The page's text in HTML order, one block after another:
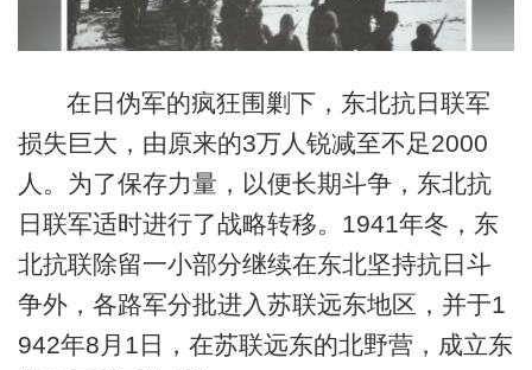
在日伪军的疯狂围剿下，东北抗日联军
损失巨大，由原来的3万人锐减至不足2000
人。为了保存力量，以便长期斗争，东北抗
日联军适时进行了战略转移。1941年冬，东
北抗联除留一小部分继续在东北坚持抗日斗
争外，各路军分批进入苏联远东地区，并于1
942年8月1日，在苏联远东的北野营，成立东